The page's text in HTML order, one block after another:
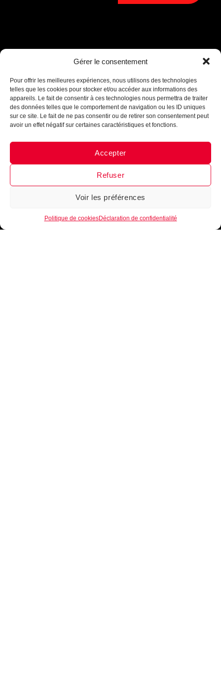
Gérer le consentement
Pour offrir les meilleures expériences, nous utilisons des technologies
telles que les cookies pour stocker et/ou accéder aux informations des
appareils. Le fait de consentir à ces technologies nous permettra de traiter
des données telles que le comportement de navigation ou les ID uniques
sur ce site. Le fait de ne pas consentir ou de retirer son consentement peut
avoir un effet négatif sur certaines caractéristiques et fonctions.
Accepter
Refuser
Voir les préférences
Politique de cookiesDéclaration de confidentialité
Messenger · Instagram